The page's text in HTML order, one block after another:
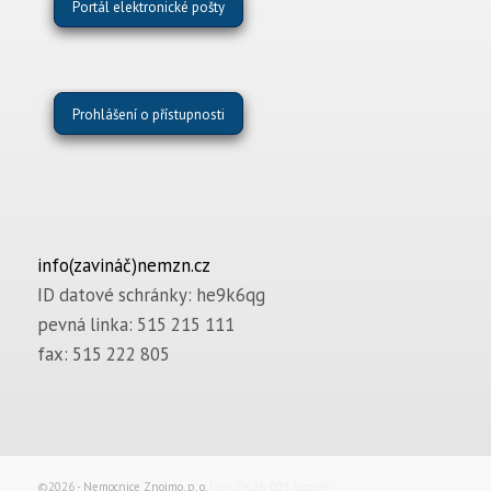
Portál elektronické pošty
Prohlášení o přístupnosti
info(zavináč)nemzn.cz
ID datové schránky: he9k6qg
pevná linka: 515 215 111
fax: 515 222 805
©2026 - Nemocnice Znojmo, p. o.